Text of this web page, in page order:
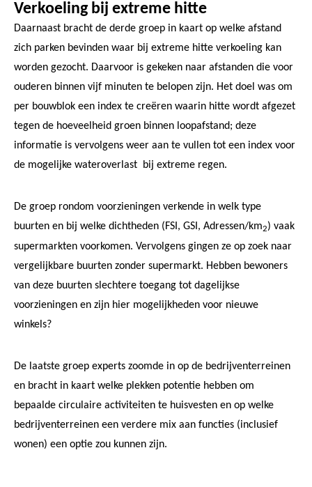
Verkoeling bij extreme hitte
Daarnaast bracht de derde groep in kaart op welke afstand
zich parken bevinden waar bij extreme hitte verkoeling kan
worden gezocht. Daarvoor is gekeken naar afstanden die voor
ouderen binnen vijf minuten te belopen zijn. Het doel was om
per bouwblok een index te creëren waarin hitte wordt afgezet
tegen de hoeveelheid groen binnen loopafstand; deze
informatie is vervolgens weer aan te vullen tot een index voor
de mogelijke wateroverlast bij extreme regen.
De groep rondom voorzieningen verkende in welk type
buurten en bij welke dichtheden (FSI, GSI, Adressen/km2) vaak
supermarkten voorkomen. Vervolgens gingen ze op zoek naar
vergelijkbare buurten zonder supermarkt. Hebben bewoners
van deze buurten slechtere toegang tot dagelijkse
voorzieningen en zijn hier mogelijkheden voor nieuwe
winkels?
De laatste groep experts zoomde in op de bedrijventerreinen
en bracht in kaart welke plekken potentie hebben om
bepaalde circulaire activiteiten te huisvesten en op welke
bedrijventerreinen een verdere mix aan functies (inclusief
wonen) een optie zou kunnen zijn.